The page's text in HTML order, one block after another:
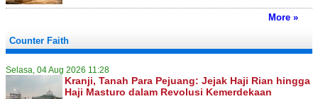
More »
Counter Faith
Selasa, 04 Aug 2026 11:28
Kranji, Tanah Para Pejuang: Jejak Haji Rian hingga
Haji Masturo dalam Revolusi Kemerdekaan